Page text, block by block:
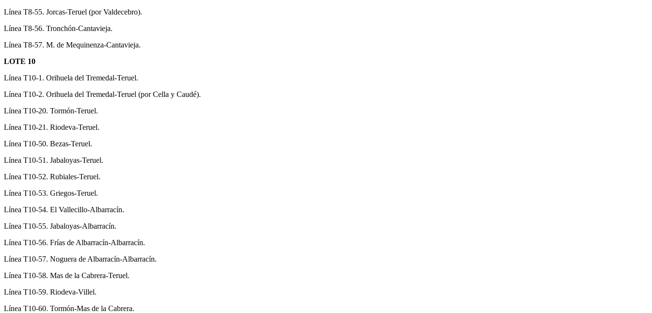
Línea T8-55. Jorcas-Teruel (por Valdecebro).
Línea T8-56. Tronchón-Cantavieja.
Línea T8-57. M. de Mequinenza-Cantavieja.
LOTE 10
Línea T10-1. Orihuela del Tremedal-Teruel.
Línea T10-2. Orihuela del Tremedal-Teruel (por Cella y Caudé).
Línea T10-20. Tormón-Teruel.
Línea T10-21. Riodeva-Teruel.
Línea T10-50. Bezas-Teruel.
Línea T10-51. Jabaloyas-Teruel.
Línea T10-52. Rubiales-Teruel.
Línea T10-53. Griegos-Teruel.
Línea T10-54. El Vallecillo-Albarracín.
Línea T10-55. Jabaloyas-Albarracín.
Línea T10-56. Frías de Albarracín-Albarracín.
Línea T10-57. Noguera de Albarracín-Albarracín.
Línea T10-58. Mas de la Cabrera-Teruel.
Línea T10-59. Riodeva-Villel.
Línea T10-60. Tormón-Mas de la Cabrera.